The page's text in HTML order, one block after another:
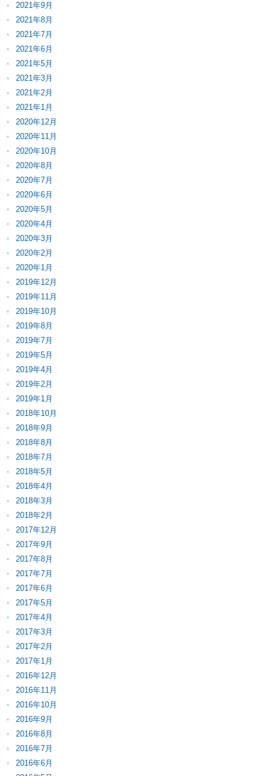
2021年9月
2021年8月
2021年7月
2021年6月
2021年5月
2021年3月
2021年2月
2021年1月
2020年12月
2020年11月
2020年10月
2020年8月
2020年7月
2020年6月
2020年5月
2020年4月
2020年3月
2020年2月
2020年1月
2019年12月
2019年11月
2019年10月
2019年8月
2019年7月
2019年5月
2019年4月
2019年2月
2019年1月
2018年10月
2018年9月
2018年8月
2018年7月
2018年5月
2018年4月
2018年3月
2018年2月
2017年12月
2017年9月
2017年8月
2017年7月
2017年6月
2017年5月
2017年4月
2017年3月
2017年2月
2017年1月
2016年12月
2016年11月
2016年10月
2016年9月
2016年8月
2016年7月
2016年6月